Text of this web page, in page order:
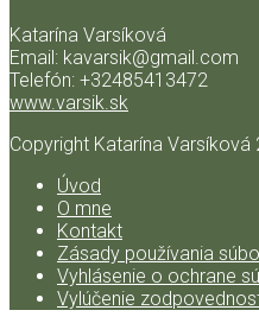
Katarína Varsíková
Email: kavarsik@gmail.com
Telefón: +32485413472
www.varsik.sk
Copyright Katarína Varsíková
Úvod
O mne
Kontakt
Zásady používania
Vyhlásenie o ochrane
Vylúčenie